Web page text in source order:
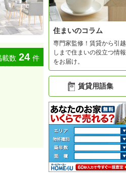
載数 24 件
住まいのコラム
専門家監修！賃貸から引越
しまで住まいの役立つ情報
をお届け。
賃貸用語集